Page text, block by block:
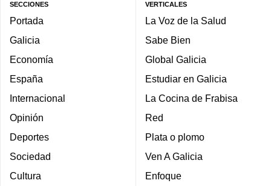
SECCIONES
Portada
Galicia
Economía
España
Internacional
Opinión
Deportes
Sociedad
Cultura
VERTICALES
La Voz de la Salud
Sabe Bien
Global Galicia
Estudiar en Galicia
La Cocina de Frabisa
Red
Plata o plomo
Ven A Galicia
Enfoque